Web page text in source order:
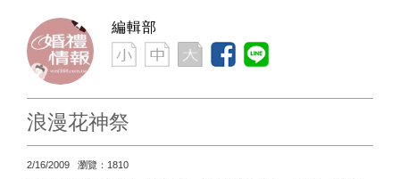
編輯部
浪漫花神祭
2/16/2009 瀏覽：1810